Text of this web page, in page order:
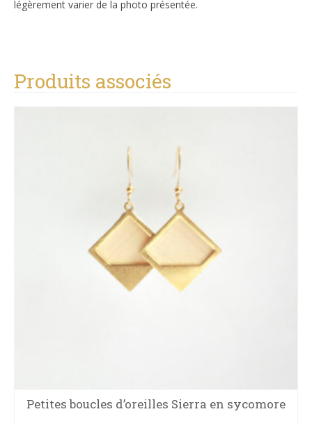
légèrement varier de la photo présentée.
Produits associés
Petites boucles d’oreilles Sierra en sycomore